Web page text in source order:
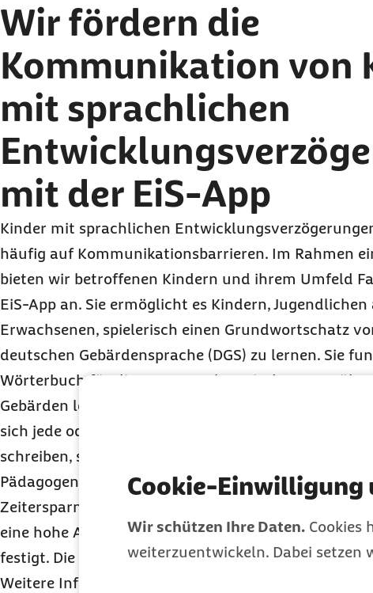
Cookie-Einwilligung
Wir schützen Ihre Daten. Cookies
weiterzuentwickeln. Dabei setzen
Wir fördern die
Kommunikation von
mit sprachlichen
mit der EiS-App
Kinder mit sprachlichen
häufig auf Kommunikationsbarrieren. Im Rahmen
bieten wir betroffenen Kindern und ihrem Umfeld
EiS-App an. Sie ermöglicht es Kindern, Jugendlichen
Erwachsenen, spielerisch einen Grundwortschatz
deutschen Gebärdensprache (DGS) zu lernen. Sie
Wörterbuch für die Hosentasche, mit dem man über
Gebärden lernen kann: Symbol, Wort, Audio und
sich jede oder jeder verständlich machen, egal ob sie
schreiben, sehen, hören oder sprechen kann. Für
Pädagogen, Eltern und ihre Kinder bedeutet die
Zeitersparnis. Vor allem bei Kindern mit einer
eine hohe Anzahl an Wiederholungen des Inhaltes
festigt. Die App kann so eine Basis der
Weitere Informationen: